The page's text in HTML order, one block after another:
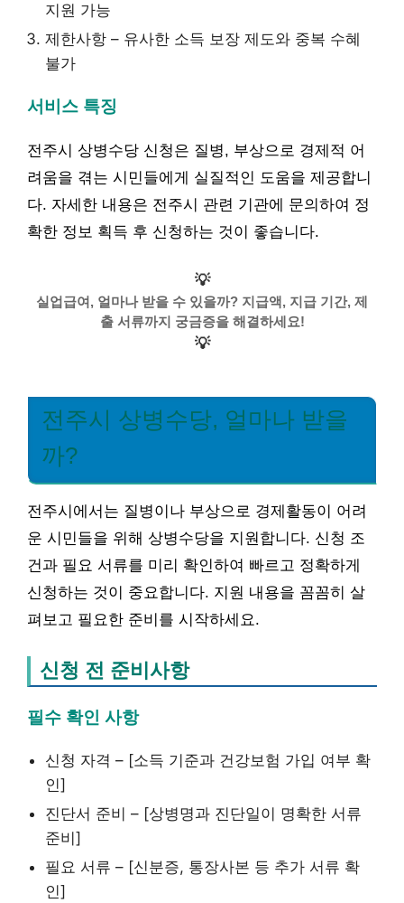
지원 가능
제한사항 – 유사한 소득 보장 제도와 중복 수혜
불가
서비스 특징
전주시 상병수당 신청은 질병, 부상으로 경제적 어
려움을 겪는 시민들에게 실질적인 도움을 제공합니
다. 자세한 내용은 전주시 관련 기관에 문의하여 정
확한 정보 획득 후 신청하는 것이 좋습니다.
💡
실업급여, 얼마나 받을 수 있을까? 지급액, 지급 기간, 제
출 서류까지 궁금증을 해결하세요!
💡
전주시 상병수당, 얼마나 받을
까?
전주시에서는 질병이나 부상으로 경제활동이 어려
운 시민들을 위해 상병수당을 지원합니다. 신청 조
건과 필요 서류를 미리 확인하여 빠르고 정확하게
신청하는 것이 중요합니다. 지원 내용을 꼼꼼히 살
펴보고 필요한 준비를 시작하세요.
신청 전 준비사항
필수 확인 사항
신청 자격 – [소득 기준과 건강보험 가입 여부 확
인]
진단서 준비 – [상병명과 진단일이 명확한 서류
준비]
필요 서류 – [신분증, 통장사본 등 추가 서류 확
인]